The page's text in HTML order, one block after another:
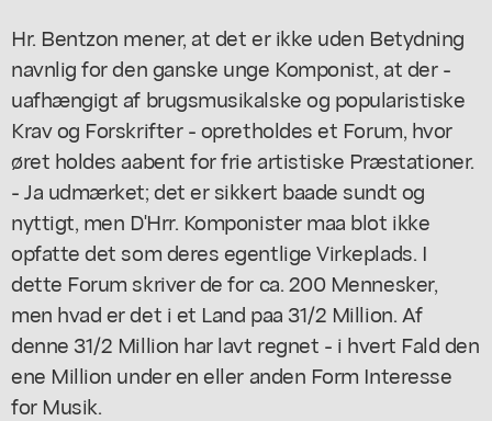
Hr. Bentzon mener, at det er ikke uden Betydning
navnlig for den ganske unge Komponist, at der -
uafhængigt af brugsmusikalske og popularistiske
Krav og Forskrifter - opretholdes et Forum, hvor
øret holdes aabent for frie artistiske Præstationer.
- Ja udmærket; det er sikkert baade sundt og
nyttigt, men D'Hrr. Komponister maa blot ikke
opfatte det som deres egentlige Virkeplads. I
dette Forum skriver de for ca. 200 Mennesker,
men hvad er det i et Land paa 31/2 Million. Af
denne 31/2 Million har lavt regnet - i hvert Fald den
ene Million under en eller anden Form Interesse
for Musik.